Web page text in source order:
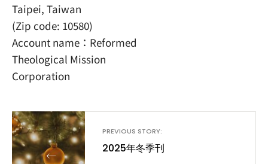
Taipei, Taiwan
(Zip code: 10580)
Account name：Reformed
Theological Mission
Corporation
←
PREVIOUS STORY:
2025年冬季刊